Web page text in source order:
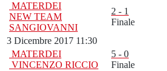
MATERDEI
NEW TEAM
SANGIOVANNI
2 - 1
Finale
3 Dicembre 2017 11:30
MATERDEI
VINCENZO RICCIO
5 - 0
Finale